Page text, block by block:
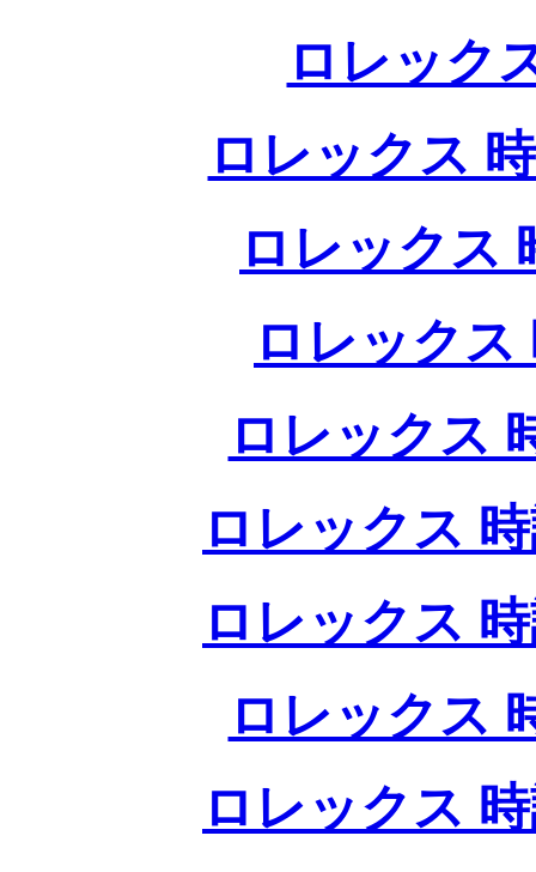
ロレック
ロレックス
ロレックス
ロレックス
ロレックス
ロレックス
ロレックス
ロレックス
ロレックス